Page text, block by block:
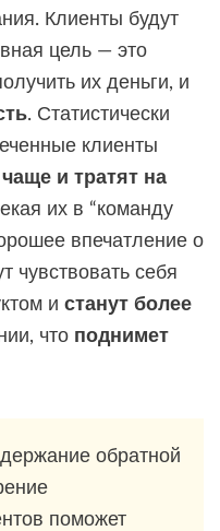
Клиенты будут
цель — это
их деньги, и
. Статистически
клиенты
и тратят на
их в “команду
впечатление о
чувствовать себя
и станут более
что поднимет
обратной
поможет